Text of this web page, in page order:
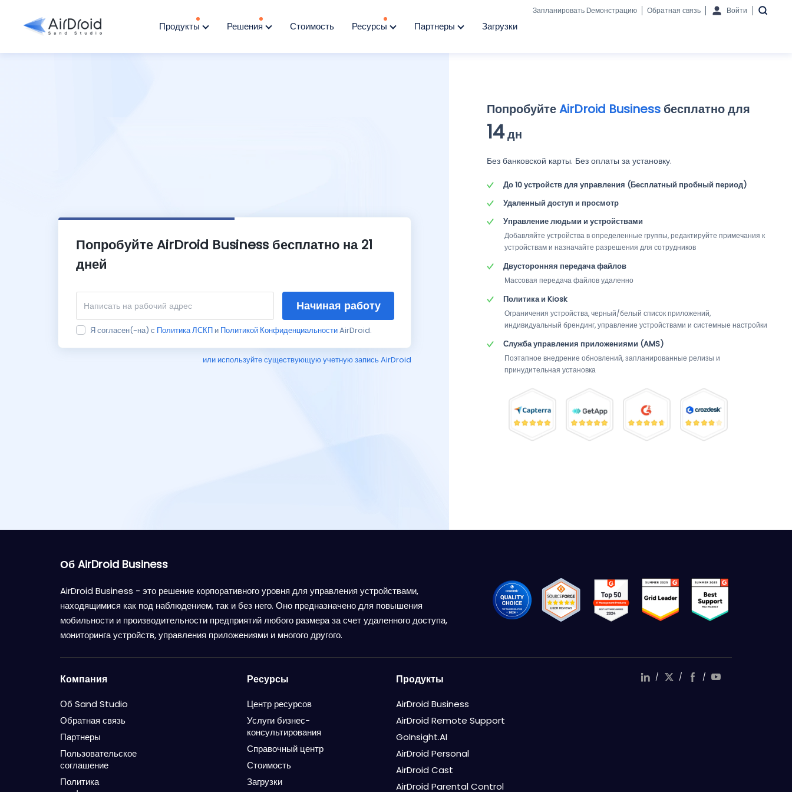
Продукты Решения Стоимость Ресурсы Партнеры Загрузки
Запланировать Dемонстрацию Обратная связь Войти
Попробуйте AirDroid Business бесплатно на 21
дней
Начиная работу
Я согласен(-на) с Политика ЛСКП и Политикой КонфиденциальностиAirDroid.
или используйте существующую учетную запись AirDroid
ПопробуйтеAirDroid Business бесплатно для
14дн
Без банковской карты. Без оплаты за установку.
До 10 устройств для управления (Бесплатный пробный период)
Удаленный доступ и просмотр
Управление людьми и устройствами
Добавляйте устройства в определенные группы, редактируйте примечания к
устройствам и назначайте разрешения для сотрудников
Двусторонняя передача файлов
Массовая передача файлов удаленно
Политика и Kiosk
Ограничения устройства, черный/белый список приложений,
индивидуальный брендинг, управление устройствами и системные настройки
Служба управления приложениями (AMS)
Поэтапное внедрение обновлений, запланированные релизы и
принудительная установка
Об AirDroid Business
AirDroid Business - это решение корпоративного уровня для управления устройствами,
находящимися как под наблюдением, так и без него. Оно предназначено для повышения
мобильности и производительности предприятий любого размера за счет удаленного доступа,
мониторинга устройств, управления приложениями и многого другого.
Компания
Об Sand Studio
Обратная связь
Партнеры
Пользовательское
соглашение
Политика
Ресурсы
Центр ресурсов
Услуги бизнес-
консультирования
Справочный центр
Стоимость
Загрузки
Продукты
AirDroid Business
AirDroid Remote Support
GoInsight.AI
AirDroid Personal
AirDroid Cast
AirDroid Parental Control
/ / /